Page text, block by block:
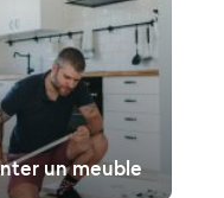
un meuble